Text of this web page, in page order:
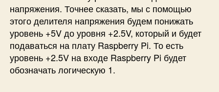
напряжения. Точнее сказать, мы с помощью
этого делителя напряжения будем понижать
уровень +5V до уровня +2.5V, который и будет
подаваться на плату Raspberry Pi. То есть
уровень +2.5V на входе Raspberry Pi будет
обозначать логическую 1.